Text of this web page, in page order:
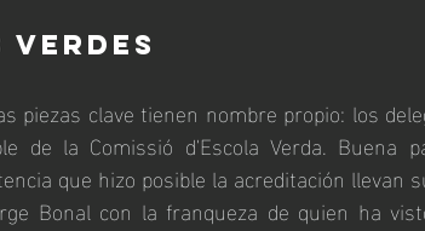
verdes
piezas clave tienen nombre propio: los
de la Comissió d'Escola Verda. Buena
que hizo posible la acreditación llevan
Bonal con la franqueza de quien ha